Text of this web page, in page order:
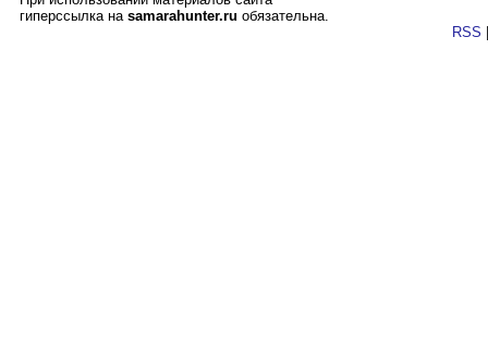
гиперссылка на samarahunter.ru обязательна.
RSS